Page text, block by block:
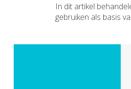
In dit artikel
gebruiken als basis